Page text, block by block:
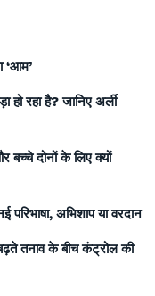
‘आम’
रहा है? जानिए अर्ली
बच्चे दोनों के लिए क्यों
अभिशाप या वरदान
तनाव के बीच कंट्रोल की